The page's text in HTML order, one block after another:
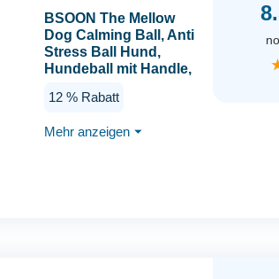
BSOON The Mellow
Dog Calming Ball, Anti
Stress Ball Hund,
Hundeball mit Handle,
Interaktives
für kleine, mittelgroße
12 % Rabatt
Mehr anzeigen ⏷